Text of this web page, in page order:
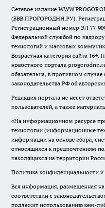
Сетевое издание
(ВВВ.ПРОГОРОДНН.РУ).
Регистрационный номер ЭЛ 77-
Федеральной службой по
технологий и массовых
Возрастная категория сайта
новостного портала
обязательна, в противном
законодательства РФ об
Редакция портала не несет
пользователей, а также
«На информационном ресурсе
технологии (информационные
информации на основе сбора,
относящихся к предпочтениям
находящихся на территории
Политика конфиденциальности
Вся информация, размещенная на
соответствии с
подлежит использованию кем-